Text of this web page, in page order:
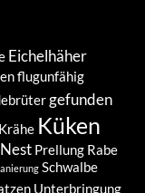
Eichelhäher
flugunfähig
gefunden
Krähe Küken
Nest Prellung Rabe
Schwalbe
Unterbringung